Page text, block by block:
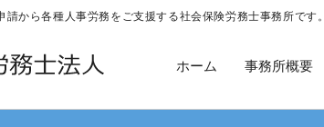
から各種人事労務をご支援する社会保険労務士事務所です。
ホーム 事務所概要